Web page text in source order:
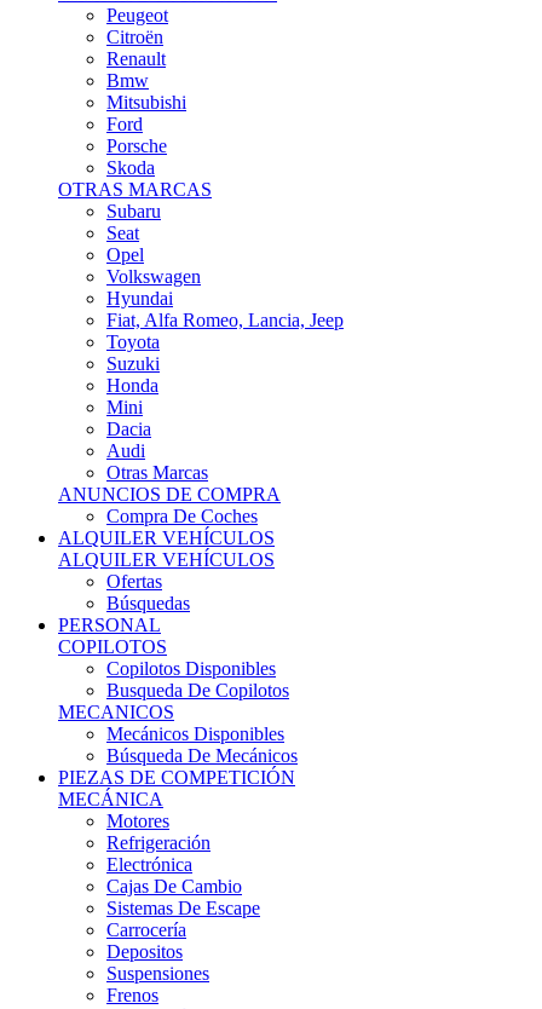
Citroën
Renault
Bmw
Mitsubishi
Ford
Porsche
Skoda
OTRAS MARCAS
Subaru
Seat
Opel
Volkswagen
Hyundai
Fiat, Alfa Romeo, Lancia, Jeep
Toyota
Suzuki
Honda
Mini
Dacia
Audi
Otras Marcas
ANUNCIOS DE COMPRA
Compra De Coches
ALQUILER VEHÍCULOS
ALQUILER VEHÍCULOS
Ofertas
Búsquedas
PERSONAL
COPILOTOS
Copilotos Disponibles
Busqueda De Copilotos
MECANICOS
Mecánicos Disponibles
Búsqueda De Mecánicos
PIEZAS DE COMPETICIÓN
MECÁNICA
Motores
Refrigeración
Electrónica
Cajas De Cambio
Sistemas De Escape
Carrocería
Depositos
Suspensiones
Frenos
Iluminación